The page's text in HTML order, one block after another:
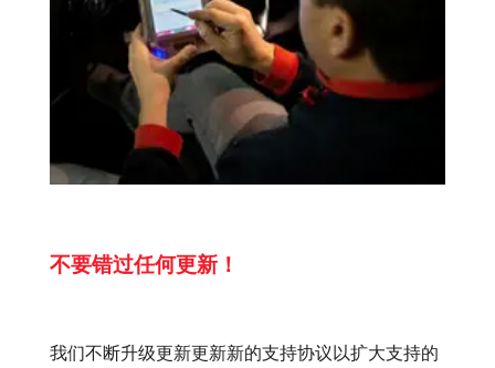
不要错过任何更新！
我们不断升级更新更新新的支持协议以扩大支持的